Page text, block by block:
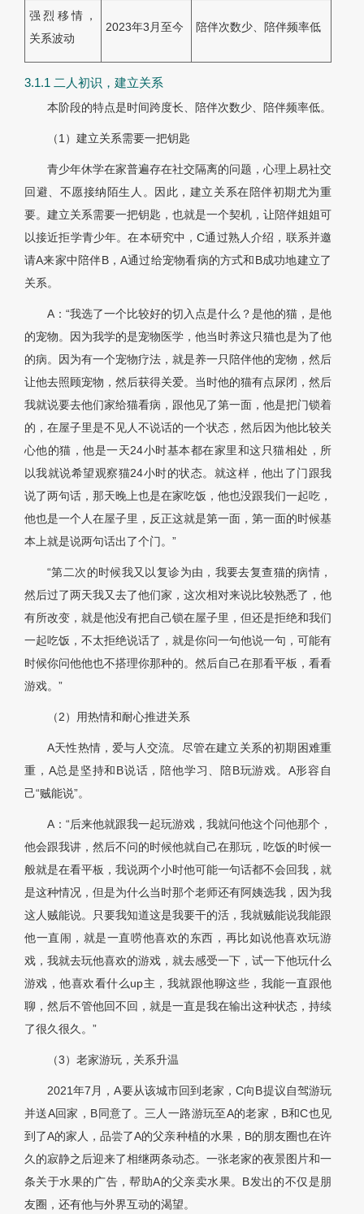
强烈移情，
关系波动
2023年3月至今 陪伴次数少、陪伴频率低
3.1.1 二人初识，建立关系
本阶段的特点是时间跨度长、陪伴次数少、陪伴频率低。
（1）建立关系需要一把钥匙
青少年休学在家普遍存在社交隔离的问题，心理上易社交
回避、不愿接纳陌生人。因此，建立关系在陪伴初期尤为重
要。建立关系需要一把钥匙，也就是一个契机，让陪伴姐姐可
以接近拒学青少年。在本研究中，C通过熟人介绍，联系并邀
请A来家中陪伴B，A通过给宠物看病的方式和B成功地建立了
关系。
A：“我选了一个比较好的切入点是什么？是他的猫，是他
的宠物。因为我学的是宠物医学，他当时养这只猫也是为了他
的病。因为有一个宠物疗法，就是养一只陪伴他的宠物，然后
让他去照顾宠物，然后获得关爱。当时他的猫有点尿闭，然后
我就说要去他们家给猫看病，跟他见了第一面，他是把门锁着
的，在屋子里是不见人不说话的一个状态，然后因为他比较关
心他的猫，他是一天24小时基本都在家里和这只猫相处，所
以我就说希望观察猫24小时的状态。就这样，他出了门跟我
说了两句话，那天晚上也是在家吃饭，他也没跟我们一起吃，
他也是一个人在屋子里，反正这就是第一面，第一面的时候基
本上就是说两句话出了个门。”
“第二次的时候我又以复诊为由，我要去复查猫的病情，
然后过了两天我又去了他们家，这次相对来说比较熟悉了，他
有所改变，就是他没有把自己锁在屋子里，但还是拒绝和我们
一起吃饭，不太拒绝说话了，就是你问一句他说一句，可能有
时候你问他他也不搭理你那种的。然后自己在那看平板，看看
游戏。”
（2）用热情和耐心推进关系
A天性热情，爱与人交流。尽管在建立关系的初期困难重
重，A总是坚持和B说话，陪他学习、陪B玩游戏。A形容自
己“贼能说”。
A：“后来他就跟我一起玩游戏，我就问他这个问他那个，
他会跟我讲，然后不问的时候他就自己在那玩，吃饭的时候一
般就是在看平板，我说两个小时他可能一句话都不会回我，就
是这种情况，但是为什么当时那个老师还有阿姨选我，因为我
这人贼能说。只要我知道这是我要干的活，我就贼能说我能跟
他一直闹，就是一直唠他喜欢的东西，再比如说他喜欢玩游
戏，我就去玩他喜欢的游戏，就去感受一下，试一下他玩什么
游戏，他喜欢看什么up主，我就跟他聊这些，我能一直跟他
聊，然后不管他回不回，就是一直是我在输出这种状态，持续
了很久很久。”
（3）老家游玩，关系升温
2021年7月，A要从该城市回到老家，C向B提议自驾游玩
并送A回家，B同意了。三人一路游玩至A的老家，B和C也见
到了A的家人，品尝了A的父亲种植的水果，B的朋友圈也在许
久的寂静之后迎来了相继两条动态。一张老家的夜景图片和一
条关于水果的广告，帮助A的父亲卖水果。B发出的不仅是朋
友圈，还有他与外界互动的渴望。